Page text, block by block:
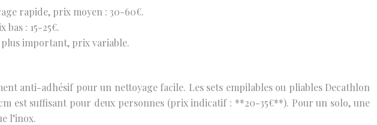
rapide, prix moyen : 30-60€.
: 15-25€.
important, prix variable.
anti-adhésif pour un nettoyage facile. Les sets empilables ou pliables Decathlon
est suffisant pour deux personnes (prix indicatif : **20-35€**). Pour un solo, une
l’inox.